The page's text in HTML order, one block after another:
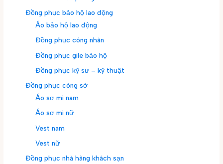
Đồng phục bảo hộ lao động
Áo bảo hộ lao động
Đồng phục công nhân
Đồng phục gile bảo hộ
Đồng phục kỹ sư – kỹ thuật
Đồng phục công sở
Áo sơ mi nam
Áo sơ mi nữ
Vest nam
Vest nữ
Đồng phục nhà hàng khách sạn